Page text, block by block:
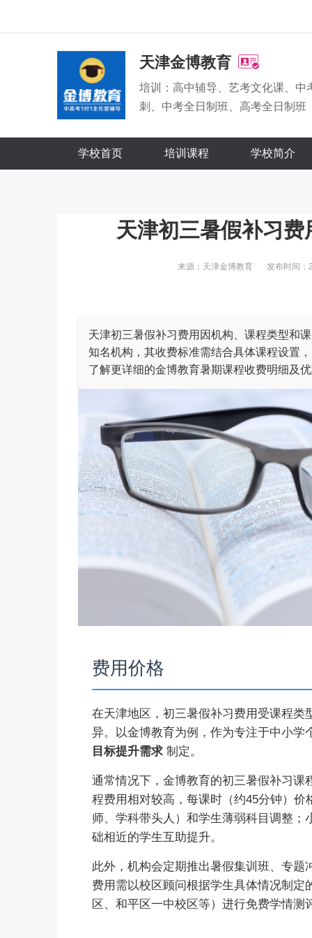
天津金博教育
培训：高中辅导、艺考文化课、中
刺、中考全日制班、高考全日制班
学校首页 培训课程 学校简介
天津初三暑假补习
来源：天津金博教育 发布时间：
天津初三暑假补习费用因机构、课程类型和
知名机构，其收费标准需结合具体课程设置
了解更详细的金博教育暑期课程收费明细及
费用价格
在天津地区，初三暑假补习费用受课程
异。以金博教育为例，作为专注于中小
目标提升需求 制定。
通常情况下，金博教育的初三暑假补习课
程费用相对较高，每课时（约45分钟）价
师、学科带头人）和学生薄弱科目调整
础相近的学生互助提升。
此外，机构会定期推出暑假集训班、专
费用需以校区顾问根据学生具体情况制
区、和平区一中校区等）进行免费学情测